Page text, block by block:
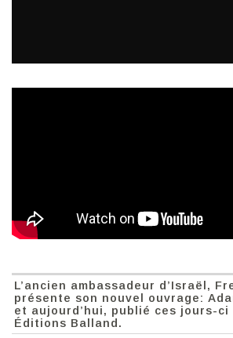
L’ancien ambassadeur d’Israël,
présente son nouvel ouvrage:
et aujourd’hui, publié ces jours-ci
Éditions Balland.